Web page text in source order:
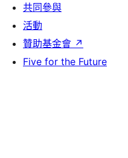
共同參與
活動
贊助基金會 ↗
Five for the Future